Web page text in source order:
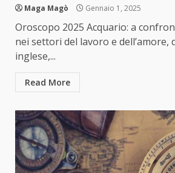
Maga Magò Gennaio 1, 2025
Oroscopo 2025 Acquario: a
nei settori del lavoro e dell’amore,
inglese,...
Read More